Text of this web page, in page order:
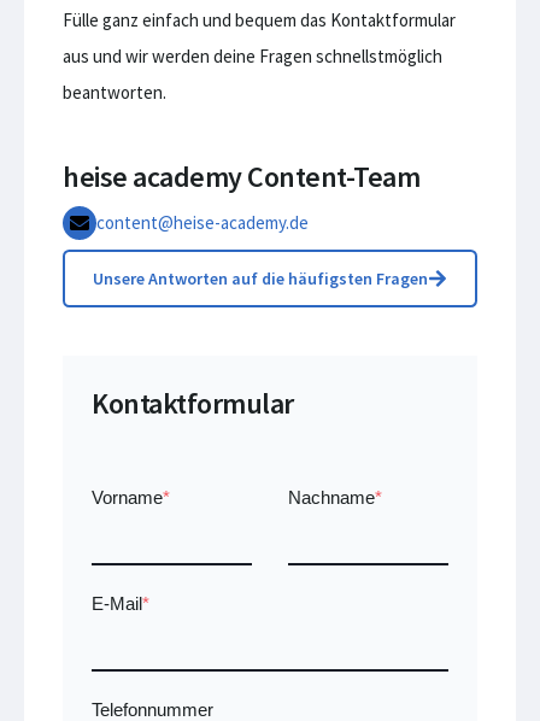
Fülle ganz einfach und bequem das Kontaktformular
aus und wir werden deine Fragen schnellstmöglich
beantworten.
heise academy Content-Team
content@heise-academy.de
Unsere Antworten auf die häufigsten Fragen
Kontaktformular
Vorname* Nachname*
E-Mail*
Telefonnummer